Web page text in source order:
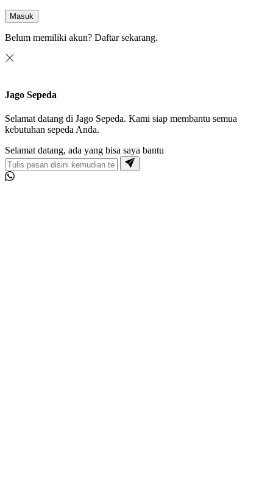
Masuk
Belum memiliki akun? Daftar sekarang.
Jago Sepeda
Selamat datang di Jago Sepeda. Kami siap membantu semua
kebutuhan sepeda Anda.
Selamat datang, ada yang bisa saya bantu